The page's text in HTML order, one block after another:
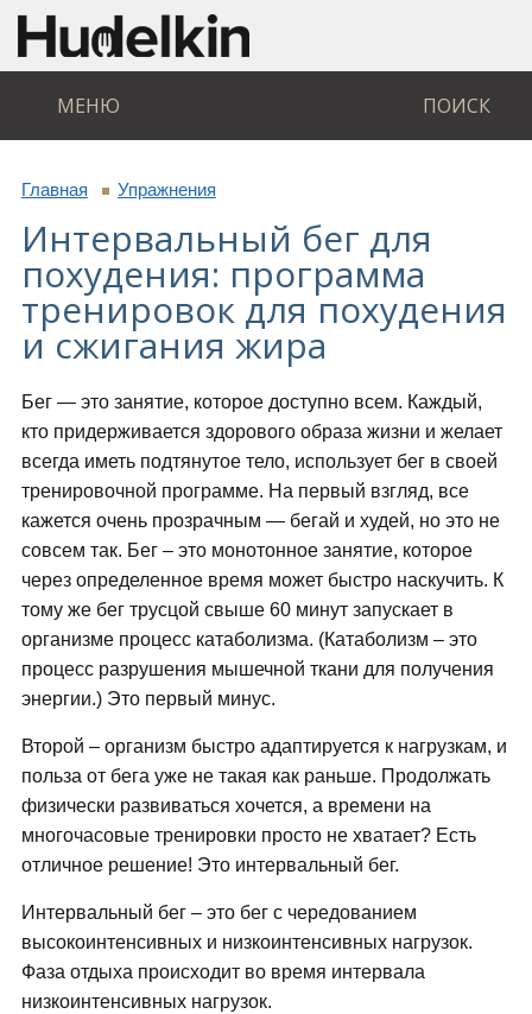
МЕНЮ ПОИСК
Главная Упражнения
Интервальный бег для
похудения: программа
тренировок для похудения
и сжигания жира
Бег — это занятие, которое доступно всем. Каждый,
кто придерживается здорового образа жизни и желает
всегда иметь подтянутое тело, использует бег в своей
тренировочной программе. На первый взгляд, все
кажется очень прозрачным — бегай и худей, но это не
совсем так. Бег – это монотонное занятие, которое
через определенное время может быстро наскучить. К
тому же бег трусцой свыше 60 минут запускает в
организме процесс катаболизма. (Катаболизм – это
процесс разрушения мышечной ткани для получения
энергии.) Это первый минус.
Второй – организм быстро адаптируется к нагрузкам, и
польза от бега уже не такая как раньше. Продолжать
физически развиваться хочется, а времени на
многочасовые тренировки просто не хватает? Есть
отличное решение! Это интервальный бег.
Интервальный бег – это бег с чередованием
высокоинтенсивных и низкоинтенсивных нагрузок.
Фаза отдыха происходит во время интервала
низкоинтенсивных нагрузок.